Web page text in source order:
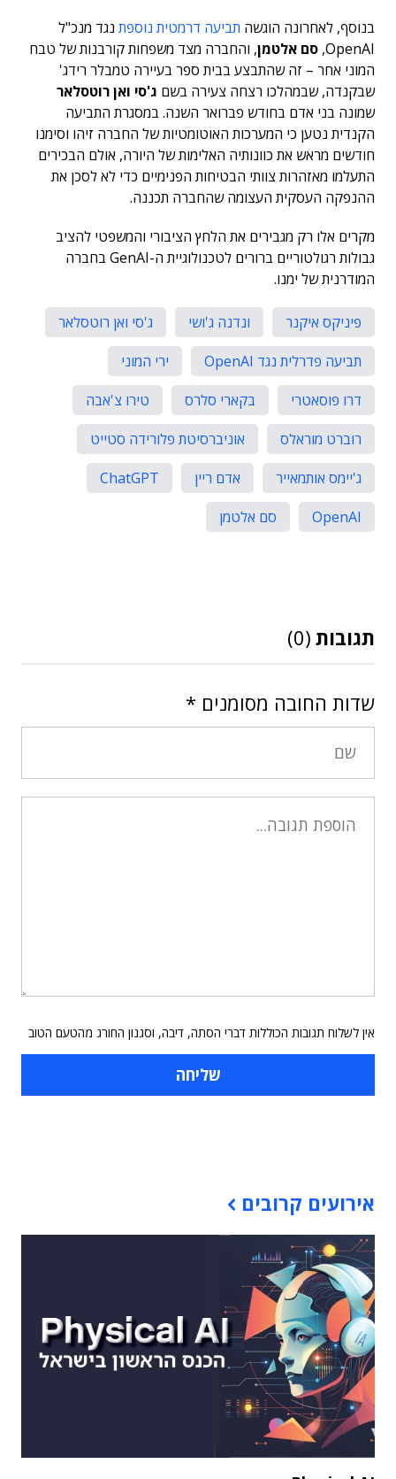
בנוסף, לאחרונה הוגשה תביעה דרמטית נוספת נגד מנכ"ל
OpenAI, סם אלטמן, והחברה מצד משפחות קורבנות של טבח
המוני אחר – זה שהתבצע בבית ספר בעיירה טמבלר רידג'
שבקנדה, שבמהלכו רצחה צעירה בשם ג'סי ואן רוטסלאר
שמונה בני אדם בחודש פברואר השנה. במסגרת התביעה
הקנדית נטען כי המערכות האוטומטיות של החברה זיהו וסימנו
חודשים מראש את כוונותיה האלימות של היורה, אולם הבכירים
התעלמו מאזהרות צוותי הבטיחות הפנימיים כדי לא לסכן את
ההנפקה העסקית העצומה שהחברה תכננה.
מקרים אלו רק מגבירים את הלחץ הציבורי והמשפטי להציב
גבולות רגולטוריים ברורים לטכנולוגיית ה-GenAI בחברה
המודרנית של ימנו.
פיניקס איקנר ונדנה ג'ושי
ג'סי ואן רוטסלאר
תביעה פדרלית נגד OpenAI
ירי המוני
דרו פוסאטרי
בקארי סלרס
טירו צ'אבה
רוברט מוראלס
אוניברסיטת פלורידה סטייט
ג'יימס אותמאייר
אדם ריין
ChatGPT
OpenAI
סם אלטמן
תגובות (0)
שדות החובה מסומנים *
אין לשלוח תגובות הכוללות דברי הסתה, דיבה, וסגנון החורג מהטעם הטוב
אירועים קרובים